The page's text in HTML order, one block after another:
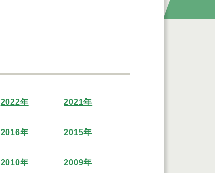
2022年 2021年
2016年 2015年
2010年 2009年